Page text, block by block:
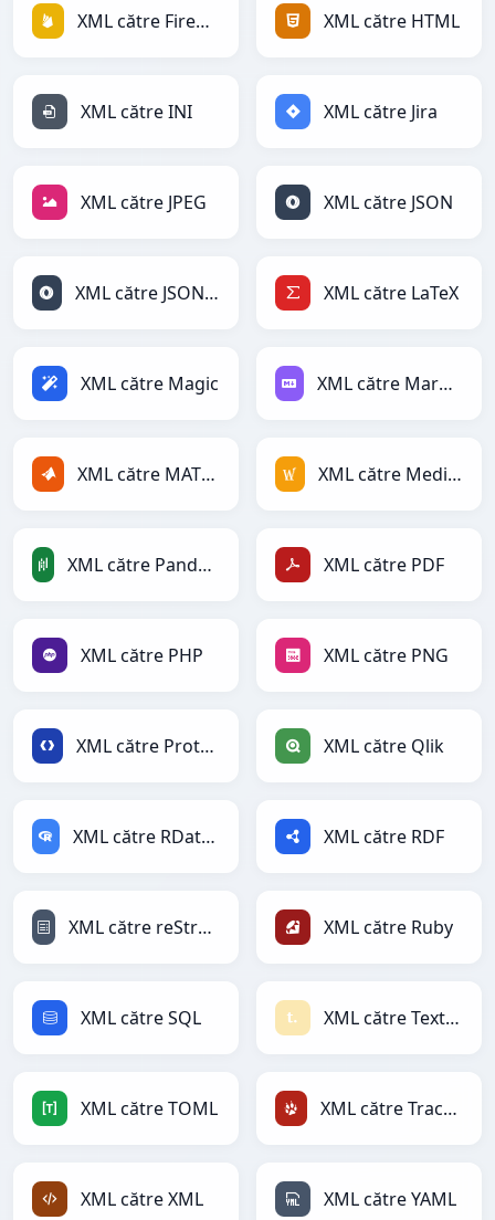
XML către Firebase XML către HTML
XML către INI XML către Jira
XML către JPEG XML către JSON
XML către JSONLines XML către LaTeX
XML către Magic XML către Markdown
XML către MATLAB XML către MediaWiki
XML către PandasDataFrame XML către PDF
XML către PHP XML către PNG
XML către Protobuf XML către Qlik
XML către RDataFrame XML către RDF
XML către reStructuredText XML către Ruby
XML către SQL XML către Textile
XML către TOML XML către TracWiki
XML către XML XML către YAML